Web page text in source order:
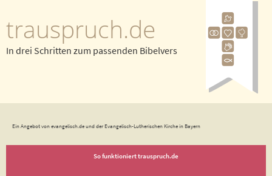
trauspruch.de
In drei Schritten zum passenden Bibelvers
Ein Angebot von evangelisch.de und der Evangelisch-Lutherischen Kirche in Bayern
So funktioniert trauspruch.de